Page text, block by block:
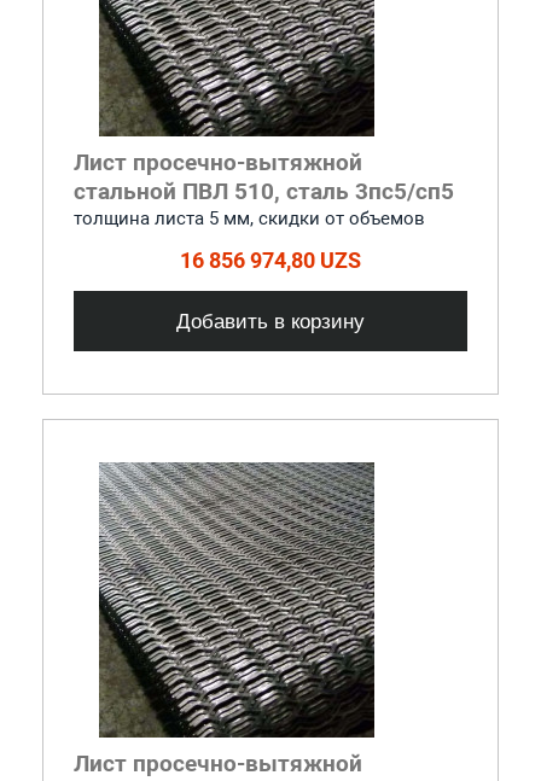
Лист просечно-вытяжной
стальной ПВЛ 510, сталь 3пс5/сп5
толщина листа 5 мм, cкидки от объемов
16 856 974,80 UZS
Добавить в корзину
Лист просечно-вытяжной